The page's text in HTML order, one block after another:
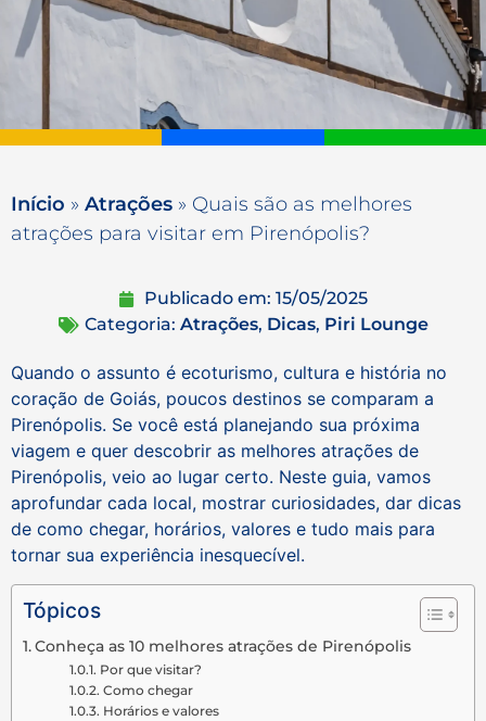
Início » Atrações » Quais são as melhores
atrações para visitar em Pirenópolis?
Publicado em: 15/05/2025
Categoria: Atrações, Dicas, Piri Lounge
Quando o assunto é ecoturismo, cultura e história no
coração de Goiás, poucos destinos se comparam a
Pirenópolis. Se você está planejando sua próxima
viagem e quer descobrir as melhores atrações de
Pirenópolis, veio ao lugar certo. Neste guia, vamos
aprofundar cada local, mostrar curiosidades, dar dicas
de como chegar, horários, valores e tudo mais para
tornar sua experiência inesquecível.
Tópicos
Conheça as 10 melhores atrações de Pirenópolis
Por que visitar?
Como chegar
Horários e valores